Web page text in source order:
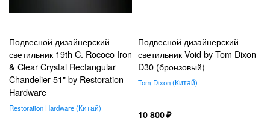
Подвесной дизайнерский
светильник 19th C. Rococo Iron
& Clear Crystal Rectangular
Chandelier 51" by Restoration
Hardware
Restoration Hardware Китай
Подвесной дизайнерский
светильник Void by Tom Dixon
D30 (бронзовый)
Tom Dixon Китай
10 800